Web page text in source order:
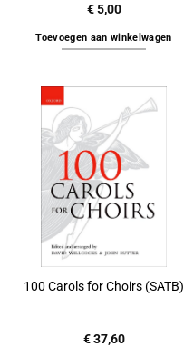
€5,00
Toevoegen aan winkelwagen
100 Carols for Choirs (SATB)
€37,60